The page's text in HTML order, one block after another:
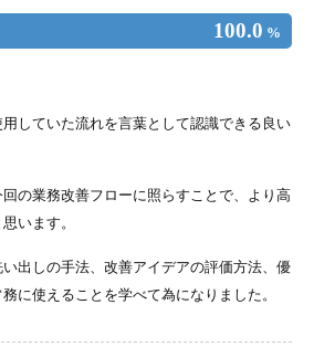
100.0 %
していた流れを言葉として認識できる良い
の業務改善フローに照らすことで、より高
います。
出しの手法、改善アイデアの評価方法、優
に使えることを学べて為になりました。